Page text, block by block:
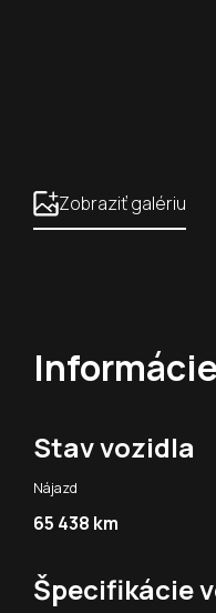
Zobraziť galériu
Stav vozidla
Nájazd
65 438 km
Špecifikácie